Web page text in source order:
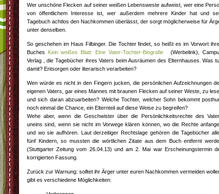
Wer unschöne Flecken auf seiner weißen Lebensweste aufweist, wer eine
von öffentlichem Interesse ist, wer außerdem mehrere Kinder hat und
Tagebuch achtlos den Nachkommen überlässt, der sorgt möglicherweise für
unter denselben.
So geschehen im Haus Filbinger. Die Tochter findet, so heißt es im Vorwort
Buches
Kein weißes Blatt: Eine Vater-Tochter-Biografie
(Werbelink),
Verlag , die Tagebücher ihres Vaters beim Ausräumen des Elternhauses. Was
damit? Entsorgen oder literarisch verarbeiten?
Wen würde es nicht in den Fingern jucken, die persönlichen Aufzeichnungen
eigenen Vaters, gar eines Mannes mit braunen Flecken auf seiner Weste, zu
und sich daran abzuarbeiten? Welche Tochter, welcher Sohn bekommt
noch einmal die Chance, ein Elternteil auf diese Weise zu begreifen?
Wehe aber, wenn die Geschwister über die Persönlichkeitsrechte des
uneins sind, wenn sie nicht im Vorwege klären können, wo die Rechte
und wo sie aufhören. Laut derzeitiger Rechtslage gehören die Tagebücher
fünf Kindern, so mussten die wörtlichen Zitate aus dem Buch entfernt
(Stuttgarter Zeitung vom 26.04.13) und am 2. Mai war Erscheinungstermin
korrigierten Fassung.
Zurück zur Warnung: solltet ihr Ärger unter euren Nachkommen vermeiden
gibt es verschiedene Möglichkeiten: